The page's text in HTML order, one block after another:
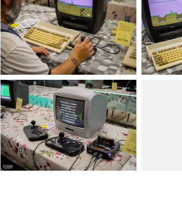
Kliknij, aby powiększyć